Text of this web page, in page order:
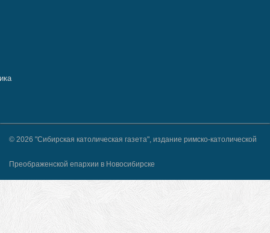
© 2026 "Сибирская католическая газета", издание римско-католической
Преображенской епархии в Новосибирске